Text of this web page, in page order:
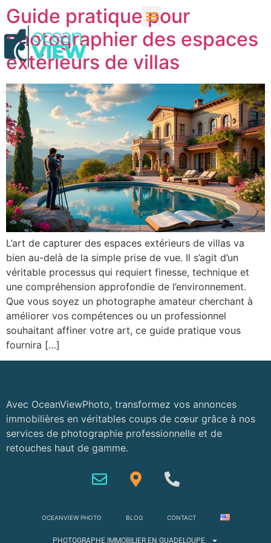
Guide pratique pour
photographier des espaces
extérieurs de villas
L’art de capturer des espaces extérieurs de villas va
bien au-delà de la simple prise de vue. Il s’agit d’un
véritable processus qui requiert finesse, technique et
une compréhension approfondie de l’environnement.
Que vous soyez un photographe amateur cherchant à
améliorer vos compétences ou un professionnel
souhaitant affiner votre art, ce guide pratique vous
fournira […]
Avec OceanViewPhoto, transformez vos annonces
immobilières en véritables coups de cœur grâce à nos
services de photographie professionnelle et de
retouches haut de gamme.
OCEANVIEW PHOTO BLOG CONTACT
PHOTOGRAPHE IMMOBILIER EN GUADELOUPE